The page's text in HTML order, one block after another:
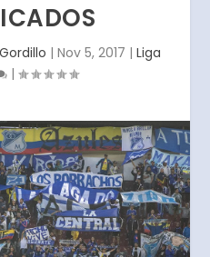
| Nov 5, 2017 | Liga
|